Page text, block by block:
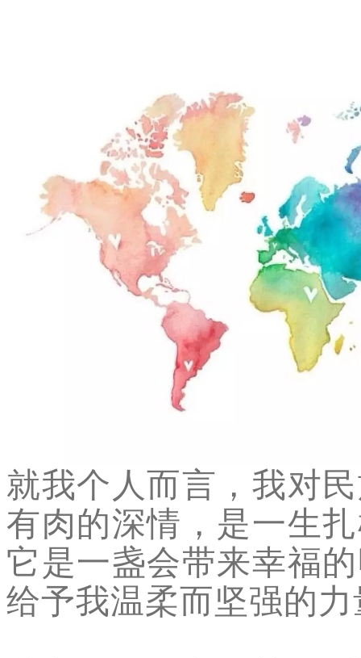
就我个人而言，我对
有肉的深情，是一生
它是一盏会带来幸福
给予我温柔而坚强的